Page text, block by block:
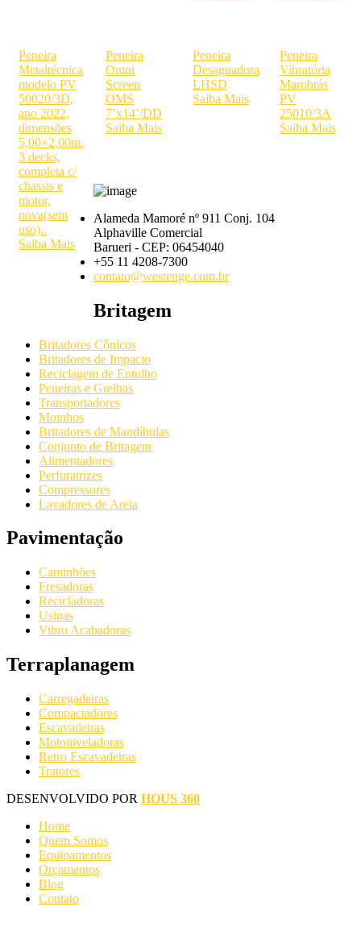
Peneira
Metaltécnica
modelo PV
50020/3D,
ano 2022,
dimensões
5,00×2,00m.
3 decks,
completa c/
chassis e
motor,
nova(sem
uso)..
Saiba Mais
Peneira
Omni
Screen
OMS
7’x14’/DD
Saiba Mais
Peneira
Desaguadora
LHSD
Saiba Mais
Peneira
Vibratória
Marobrás
PV
25010/3A
Saiba Mais
Alameda Mamoré nº 911 Conj. 104
Alphaville Comercial
Barueri - CEP: 06454040
+55 11 4208-7300
contato@westenge.com.br
Britagem
Britadores Cônicos
Britadores de Impacto
Reciclagem de Entulho
Peneiras e Grelhas
Transportadores
Moinhos
Britadores de Mandíbulas
Conjunto de Britagem
Alimentadores
Perfuratrizes
Compressores
Lavadores de Areia
Pavimentação
Caminhões
Fresadoras
Recicladoras
Usinas
Vibro Acabadoras
Terraplanagem
Carregadeiras
Compactadores
Escavadeiras
Motoniveladoras
Retro Escavadeiras
Tratores
DESENVOLVIDO POR HOUS 360
Home
Quem Somos
Equipamentos
Orçamentos
Blog
Contato